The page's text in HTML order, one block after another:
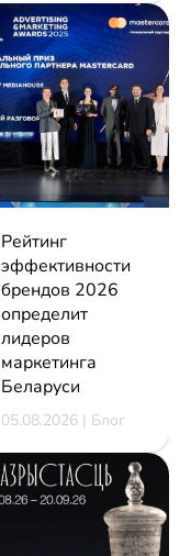
Рейтинг
эффективности
брендов 2026
определит
лидеров
маркетинга
Беларуси
05.08.2026 | Блог